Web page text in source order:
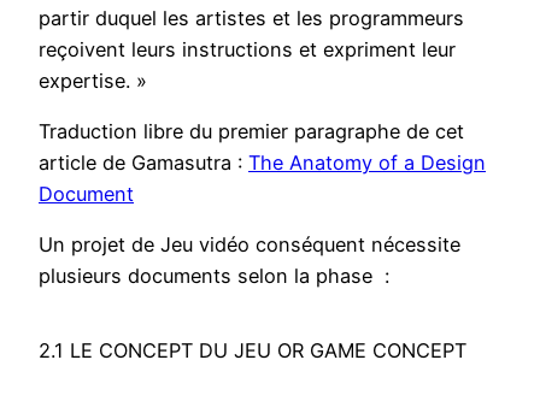
partir duquel les artistes et les programmeurs
reçoivent leurs instructions et expriment leur
expertise. »
Traduction libre du premier paragraphe de cet
article de Gamasutra : The Anatomy of a Design
Document
Un projet de Jeu vidéo conséquent nécessite
plusieurs documents selon la phase :
2.1 LE CONCEPT DU JEU OR GAME CONCEPT